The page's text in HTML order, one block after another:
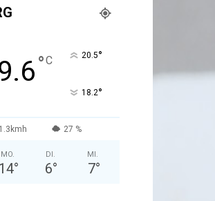
°C 20.5°
18.2°
1.3kmh 27 %
MO.
14°
DI.
6°
MI.
7°